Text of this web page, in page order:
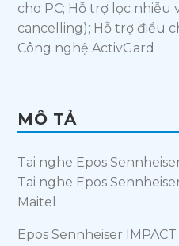
cho PC; Hỗ trợ lọc nhiễu
cancelling); Hỗ trợ điều
Công nghệ ActivGard
MÔ TẢ
Tai nghe Epos
Tai nghe Epos
Maitel
Epos Sennheiser